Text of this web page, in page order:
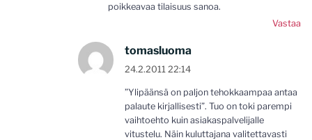
poikkeavaa tilaisuus sanoa.
Vastaa
tomasluoma
24.2.2011 22:14
”Ylipäänsä on paljon tehokkaampaa antaa
palaute kirjallisesti”. Tuo on toki parempi
vaihtoehto kuin asiakaspalvelijalle
vitustelu. Näin kuluttajana valitettavasti